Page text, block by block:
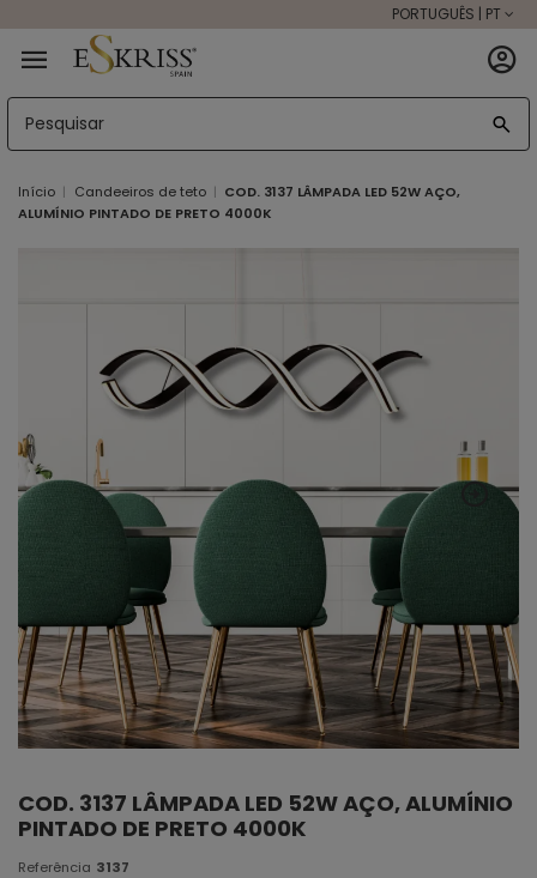
PORTUGUÊS | PT
Início Candeeiros de teto
COD. 3137 LÂMPADA LED 52W AÇO,
ALUMÍNIO PINTADO DE PRETO 4000K
COD. 3137 LÂMPADA LED 52W AÇO, ALUMÍNIO
PINTADO DE PRETO 4000K
Referência 3137